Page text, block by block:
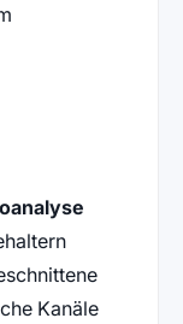
Kanäle